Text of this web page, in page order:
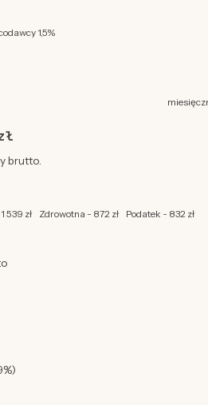
1,5%
brutto.
539 zł Zdrowotna - 872 zł Podatek - 832 zł